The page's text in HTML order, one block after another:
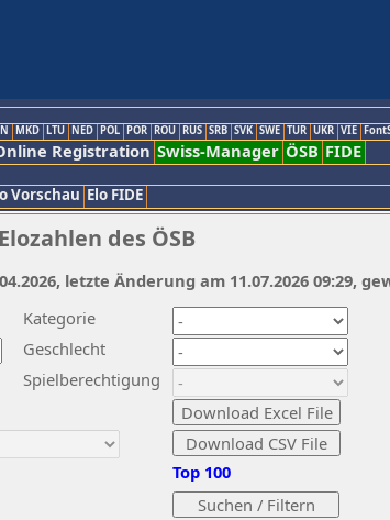
MKD LTU NED POL POR ROU RUS SRB SVK SWE TUR UKR VIE
Registration Swiss-Manager ÖSB FIDE
Vorschau Elo FIDE
des ÖSB
Kategorie
Geschlecht
Spielberechtigung
Top 100
letzte Änderung am 11.07.2026 09:29,